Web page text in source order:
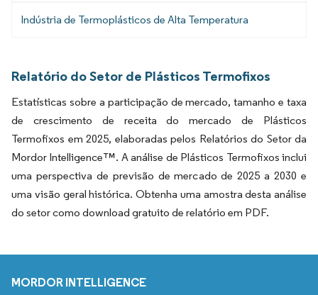
Indústria de Termoplásticos de Alta Temperatura
Relatório do Setor de Plásticos Termofixos
Estatísticas sobre a participação de mercado, tamanho e taxa
de crescimento de receita do mercado de Plásticos
Termofixos em 2025, elaboradas pelos Relatórios do Setor da
Mordor Intelligence™. A análise de Plásticos Termofixos inclui
uma perspectiva de previsão de mercado de 2025 a 2030 e
uma visão geral histórica. Obtenha uma amostra desta análise
do setor como download gratuito de relatório em PDF.
MORDOR INTELLIGENCE